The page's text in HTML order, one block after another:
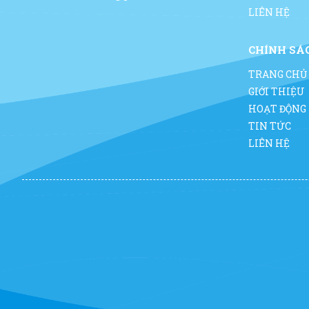
LIÊN HỆ
CHÍNH
TRANG CHỦ
GIỚI THIỆU
HOẠT ĐỘNG
TIN TỨC
LIÊN HỆ